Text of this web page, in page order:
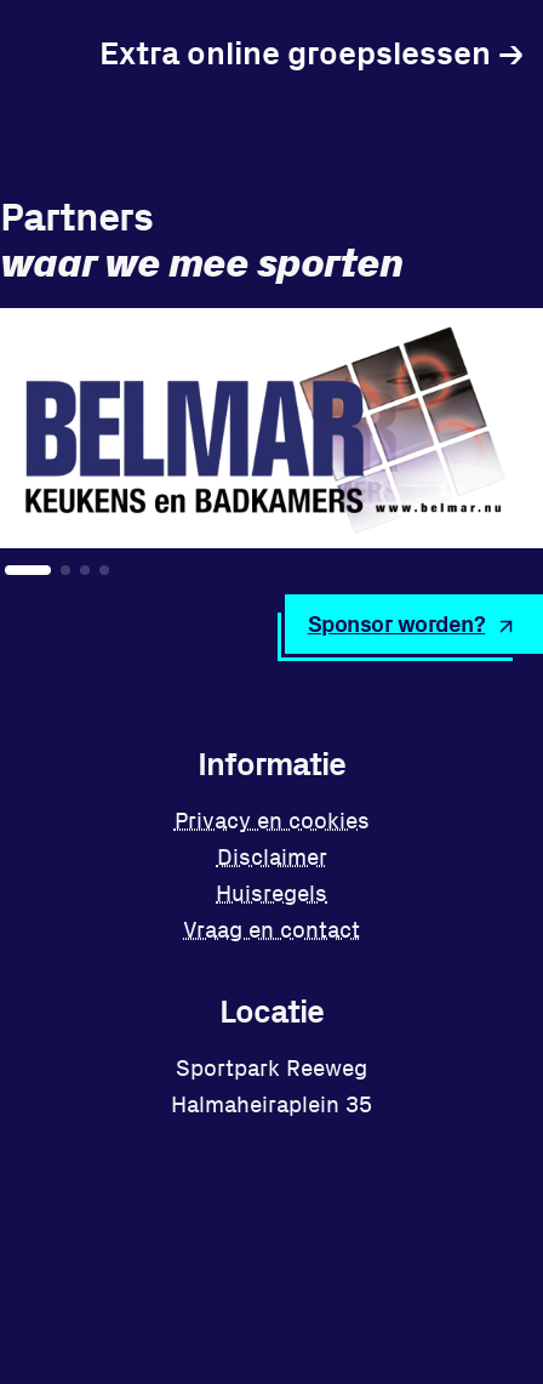
Extra online groepslessen →
Locatie
Sportpark Reeweg
Halmaheiraplein 35
Informatie
Privacy en cookies
Disclaimer
Huisregels
Vraag en contact
Partners
waar we mee sporten
Sponsor worden?